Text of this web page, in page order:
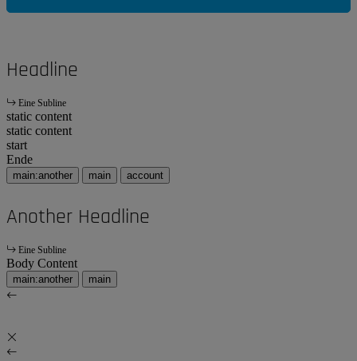
Headline
Eine Subline
static content
static content
start
Ende
main:another main account
Another Headline
Eine Subline
Body Content
main:another main